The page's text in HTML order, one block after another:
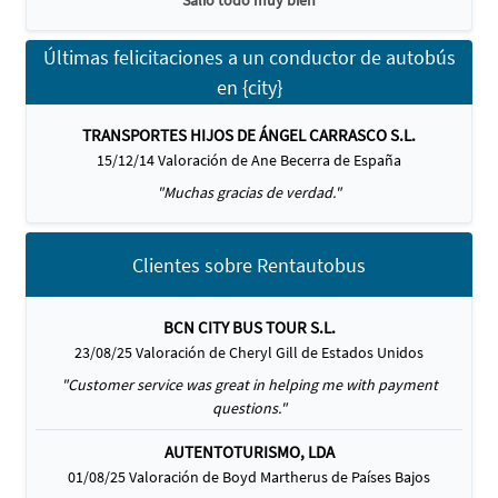
Últimas felicitaciones a un conductor de autobús
en {city}
TRANSPORTES HIJOS DE ÁNGEL CARRASCO S.L.
15/12/14 Valoración de Ane Becerra de España
"Muchas gracias de verdad."
Clientes sobre Rentautobus
BCN CITY BUS TOUR S.L.
23/08/25 Valoración de Cheryl Gill de Estados Unidos
"Customer service was great in helping me with payment
questions."
AUTENTOTURISMO, LDA
01/08/25 Valoración de Boyd Martherus de Países Bajos